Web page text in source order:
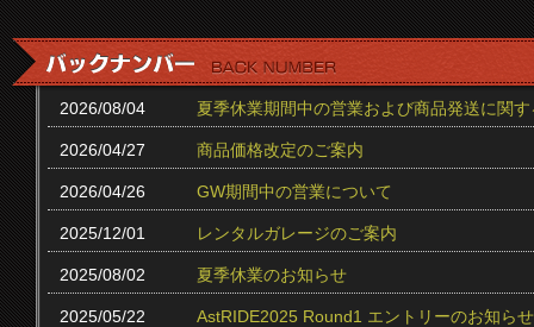
2026/08/04 夏季休業期間中の営業および商品発送に関
2026/04/27 商品価格改定のご案内
2026/04/26 GW期間中の営業について
2025/12/01 レンタルガレージのご案内
2025/08/02 夏季休業のお知らせ
2025/05/22 AstRIDE2025 Round1 エントリーのお知らせ